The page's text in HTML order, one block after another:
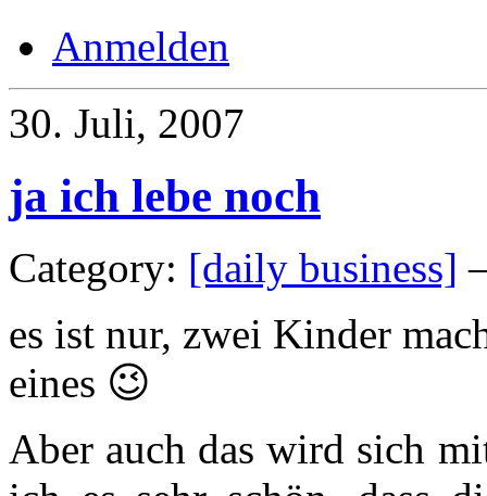
Anmelden
30. Juli, 2007
ja ich lebe noch
Category: [daily business]
es ist nur, zwei Kinder
eines 😉
Aber auch das wird sich